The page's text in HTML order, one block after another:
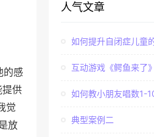
的感
提供
觉
放
人气文章
如何提升自闭症儿童
互动游戏《鳄鱼来了》
如何教小朋友唱数1-
典型案例二